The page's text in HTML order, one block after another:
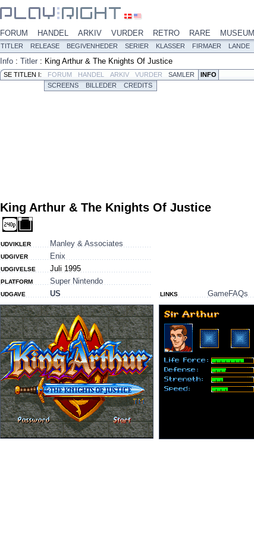
FORUM HANDEL ARKIV VURDER RETRO RARE MUSEUM
TITLER RELEASE BEGIVENHEDER SERIER KLASSER FIRMAER LANDE
Info : Titler : King Arthur & The Knights Of Justice
SE TITLEN I: FORUM HANDEL ARKIV VURDER SAMLER INFO
SCREENS
BILLEDER CREDITS
King Arthur & The Knights Of Justice
UDVIKLER Manley & Associates
UDGIVER Enix
UDGIVELSE Juli 1995
PLATFORM Super Nintendo
UDGAVE US LINKS GameFAQs